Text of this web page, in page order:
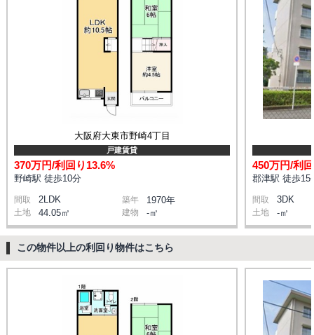
大阪府大東市野崎4丁目
戸建賃貸
370万円/利回り13.6%
野崎駅 徒歩10分
間取 2LDK 築年 1970年
土地 44.05㎡ 建物 -㎡
450万円/利
郡津駅 徒歩15
間取 3DK
土地 -㎡
この物件以上の利回り物件はこちら